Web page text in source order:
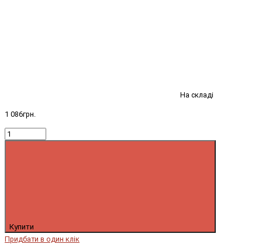
На складі
1 086грн.
Купити
Придбати в один клік